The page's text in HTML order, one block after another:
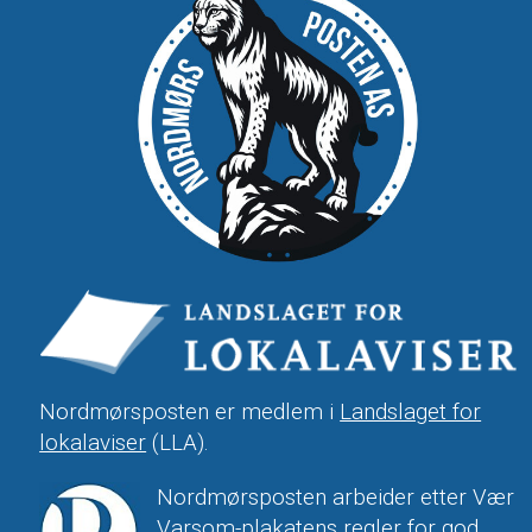
Nordmørsposten er medlem i Landslaget for
lokalaviser (LLA).
Nordmørsposten arbeider etter Vær